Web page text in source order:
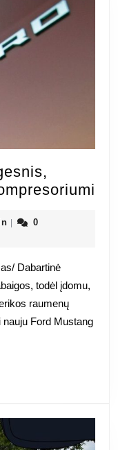
auto_admin
0
Dabartinė
todėl įdomu,
raumenų
Ford Mustang